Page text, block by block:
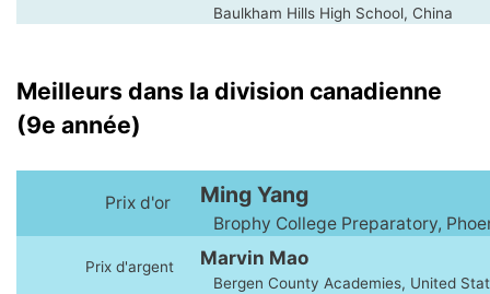
Baulkham Hills High School, China
Meilleurs dans la division canadienne
(9e année)
Prix d'or Ming Yang
Brophy College Preparatory,
Prix d'argent Marvin Mao
Bergen County Academies, United